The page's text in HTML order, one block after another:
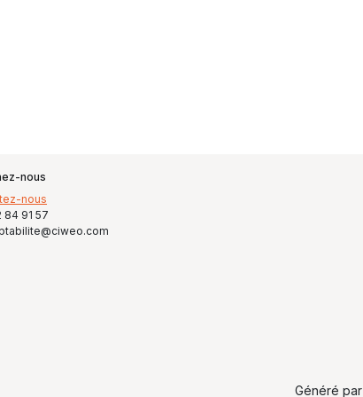
nous
nous
84 91 57
Généré par